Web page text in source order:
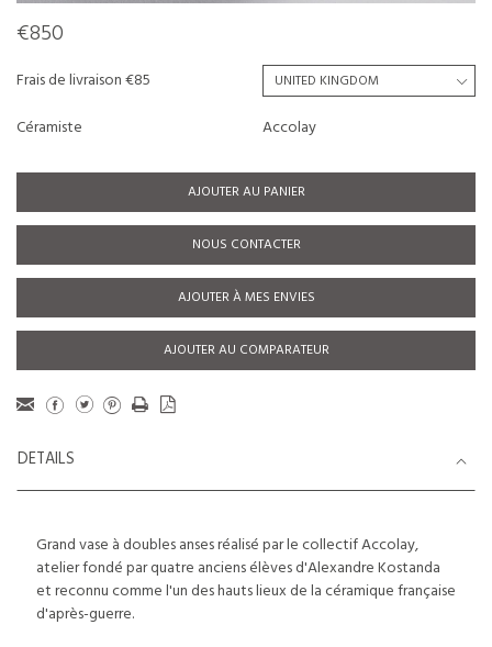
€850
Frais de livraison €85
Céramiste
Accolay
AJOUTER AU PANIER
NOUS CONTACTER
AJOUTER À MES ENVIES
AJOUTER AU COMPARATEUR
DETAILS
Grand vase à doubles anses réalisé par le collectif Accolay,
atelier fondé par quatre anciens élèves d'Alexandre Kostanda
et reconnu comme l'un des hauts lieux de la céramique française
d'après-guerre.